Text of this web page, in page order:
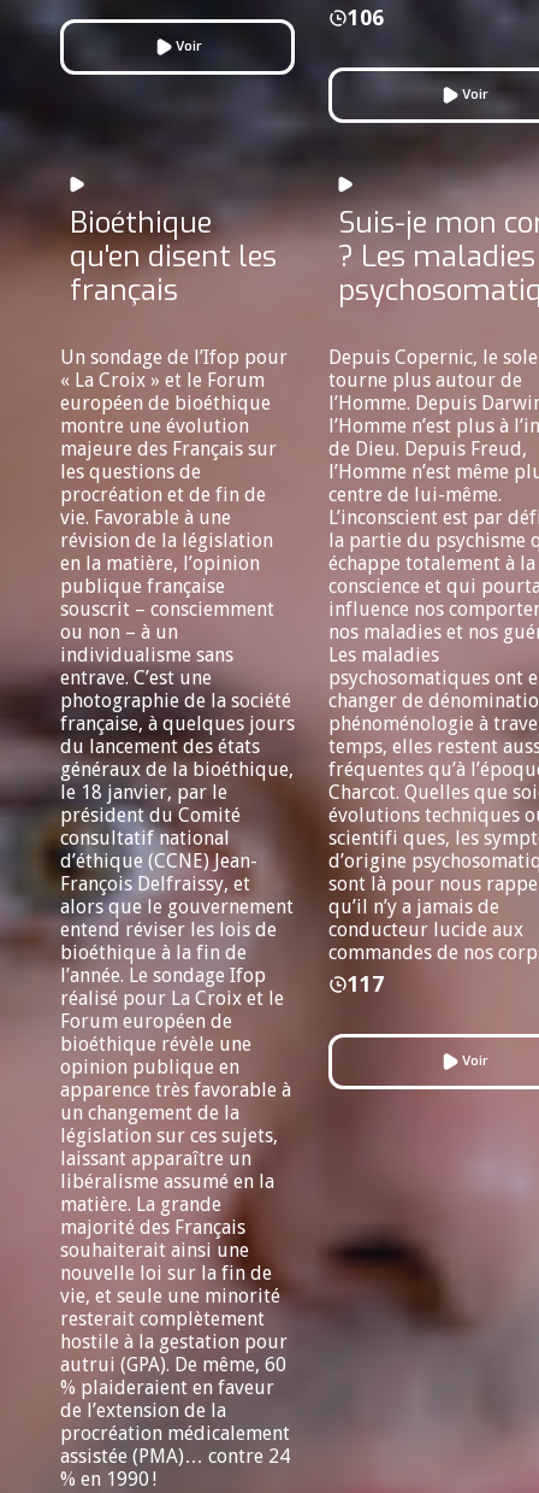
Voir
106
Voir
Bioéthique
qu'en disent les
français
Un sondage de l’Ifop pour
« La Croix » et le Forum
européen de bioéthique
montre une évolution
majeure des Français sur
les questions de
procréation et de fin de
vie. Favorable à une
révision de la législation
en la matière, l’opinion
publique française
souscrit – consciemment
ou non – à un
individualisme sans
entrave. C’est une
photographie de la société
française, à quelques jours
du lancement des états
généraux de la bioéthique,
le 18 janvier, par le
président du Comité
consultatif national
d’éthique (CCNE) Jean-
François Delfraissy, et
alors que le gouvernement
entend réviser les lois de
bioéthique à la fin de
l’année. Le sondage Ifop
réalisé pour La Croix et le
Forum européen de
bioéthique révèle une
opinion publique en
apparence très favorable à
un changement de la
législation sur ces sujets,
laissant apparaître un
libéralisme assumé en la
matière. La grande
majorité des Français
souhaiterait ainsi une
nouvelle loi sur la fin de
vie, et seule une minorité
resterait complètement
hostile à la gestation pour
autrui (GPA). De même, 60
% plaideraient en faveur
de l’extension de la
procréation médicalement
assistée (PMA)… contre 24
% en 1990 !
Suis-je mon
? Les maladies
Depuis Copernic, le
tourne plus autour de
l’Homme. Depuis
l’Homme n’est plus à
de Dieu. Depuis Freud,
l’Homme n’est même
centre de lui-même.
L’inconscient est par
la partie du psychisme
échappe totalement à la
conscience et qui
influence nos
nos maladies et nos
Les maladies
psychosomatiques ont
changer de
phénoménologie à
temps, elles restent
fréquentes qu’à
Charcot. Quelles que
évolutions techniques
scientifi ques, les
d’origine
sont là pour nous
qu’il n’y a jamais de
conducteur lucide aux
commandes de nos
117
Voir